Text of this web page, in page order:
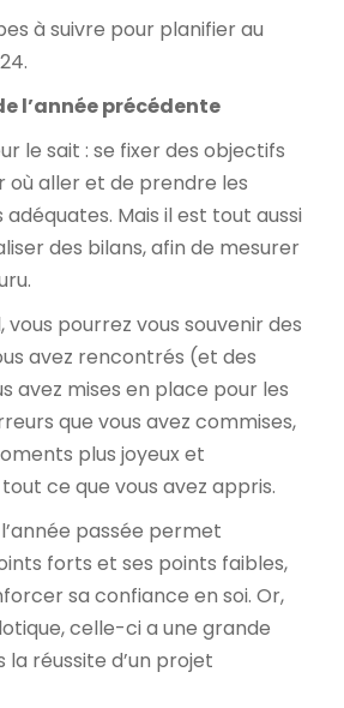
à suivre pour planifier au
l’année précédente
le sait : se fixer des objectifs
où aller et de prendre les
adéquates. Mais il est tout aussi
des bilans, afin de mesurer
pourrez vous souvenir des
avez rencontrés (et des
avez mises en place pour les
que vous avez commises,
plus joyeux et
ce que vous avez appris.
passée permet
forts et ses points faibles,
sa confiance en soi. Or,
celle-ci a une grande
réussite d’un projet